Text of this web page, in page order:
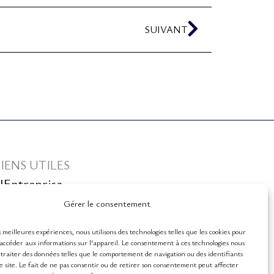
Gérer le consentement
expériences, nous utilisons des technologies telles que les cookies pour
aux informations sur l'appareil. Le consentement à ces technologies nous
des données telles que le comportement de navigation ou des identifiants
site. Le fait de ne pas consentir ou de retirer son consentement peut affecter
SUIVANT
Suivant
UTILES
Hôtel Livadi Nafsika
Louvre
Merlin Lieu d'événements